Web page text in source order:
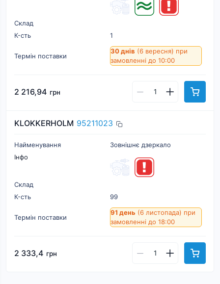
Склад
К-cть
1
Термін поставки
30 днів (6 вересня) при
замовленні до 10:00
2 216,94 грн
KLOKKERHOLM 95211023
Найменування
Зовнішнє дзеркало
Інфо
Склад
К-cть
99
Термін поставки
91 день (6 листопада) при
замовленні до 18:00
2 333,4 грн